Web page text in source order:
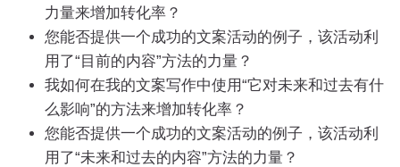
力量来增加转化率？
您能否提供一个成功的文案活动的例子，该活动利
用了“目前的内容”方法的力量？
我如何在我的文案写作中使用“它对未来和过去有什
么影响”的方法来增加转化率？
您能否提供一个成功的文案活动的例子，该活动利
用了“未来和过去的内容”方法的力量？